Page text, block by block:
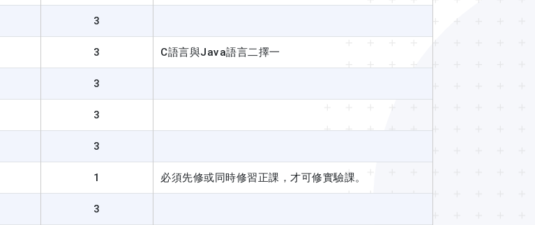
3
3 C語言與Java語言二擇一
3
3
3
1 必須先修或同時修習正課，才可修實驗課。
3